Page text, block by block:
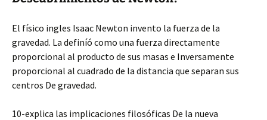
El físico ingles Isaac Newton invento la fuerza de la
gravedad. La definíó como una fuerza directamente
proporcional al producto de sus masas e Inversamente
proporcional al cuadrado de la distancia que separan sus
centros De gravedad.
10-explica las implicaciones filosóficas De la nueva